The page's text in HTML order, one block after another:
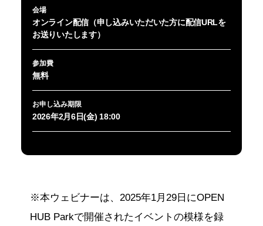
会場
オンライン配信（申し込みいただいた方に配信URLを
お送りいたします）
参加費
無料
お申し込み期限
2026年2月6日(金) 18:00
※本ウェビナーは、2025年1月29日にOPEN
HUB Parkで開催されたイベントの模様を録